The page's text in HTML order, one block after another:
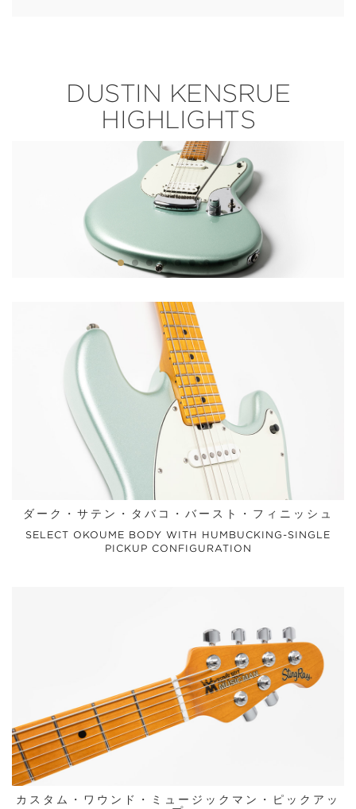
DUSTIN KENSRUE
HIGHLIGHTS
ダーク・サテン・タバコ・バースト・フィニッシュ
SELECT OKOUME BODY WITH HUMBUCKING-SINGLE
PICKUP CONFIGURATION
カスタム・ワウンド・ミュージックマン・ピックアッ